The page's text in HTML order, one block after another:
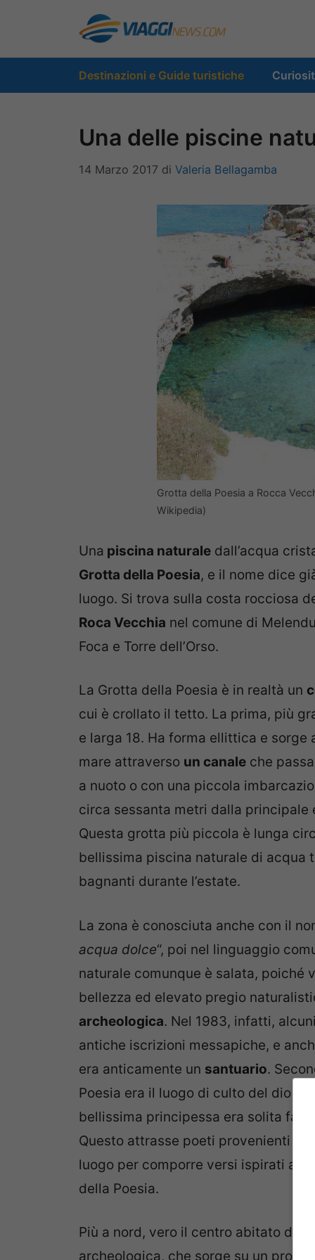
contenuto
Destinazioni e Guide turistiche
Una delle piscine
14 Marzo 2017 di Valeria Bellagamba
Grotta della Poesia a Rocca
Wikipedia)
Una piscina naturale dall’acqua
Grotta della Poesia, e il nome dice
luogo. Si trova sulla costa rocciosa
Roca Vecchia nel comune di
Foca e Torre dell’Orso.
La Grotta della Poesia è in realtà un
cui è crollato il tetto. La prima, più
e larga 18. Ha forma ellittica e sorge
mare attraverso un canale che
a nuoto o con una piccola
circa sessanta metri dalla principale
Questa grotta più piccola è lunga
bellissima piscina naturale di acqua
bagnanti durante l’estate.
La zona è conosciuta anche con il
acqua dolce“, poi nel linguaggio
naturale comunque è salata, poiché
bellezza ed elevato pregio
archeologica. Nel 1983, infatti,
antiche iscrizioni messapiche, e
era anticamente un santuario.
Poesia era il luogo di culto del dio
bellissima principessa era solita fare
Questo attrasse poeti provenienti da
luogo per comporre versi ispirati
della Poesia.
Più a nord, vero il centro abitato di
archeologica, che sorge su un